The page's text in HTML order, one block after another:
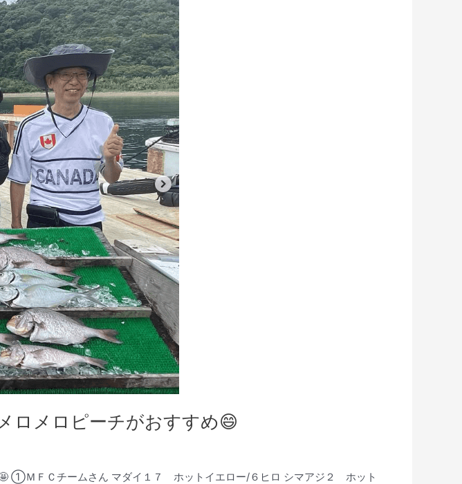
ロメロピーチがおすすめ😄
Ｃチームさん マダイ１７ ホットイエロー/６ヒロ シマアジ２ ホット